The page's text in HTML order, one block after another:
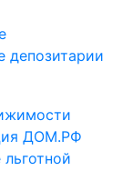
депозитарии
ДОМ.РФ